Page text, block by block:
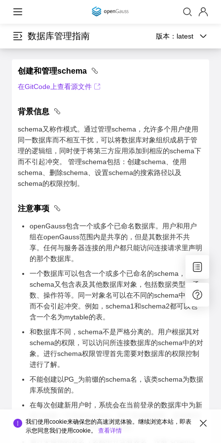
数据库管理指南 版本： latest
创建和管理schema
在GitCode上查看源文件
背景信息
schema又称作模式。通过管理schema，允许多个用户使用
同一数据库而不相互干扰，可以将数据库对象组织成易于管
理的逻辑组，同时便于将第三方应用添加到相应的schema下
而不引起冲突。 管理schema包括：创建schema、使用
schema、删除schema、设置schema的搜索路径以及
schema的权限控制。
注意事项
openGauss包含一个或多个已命名数据库。用户和用户
组在openGauss范围内是共享的，但是其数据并不共
享。任何与服务器连接的用户都只能访问连接请求里声明
的那个数据库。
一个数据库可以包含一个或多个已命名的schema，
schema又包含表及其他数据库对象，包括数据类型、函
数、操作符等。同一对象名可以在不同的schema中使用
而不会引起冲突。例如，schema1和schema2都可以包
含一个名为mytable的表。
和数据库不同，schema不是严格分离的。用户根据其对
schema的权限，可以访问所连接数据库的schema中的对
象。进行schema权限管理首先需要对数据库的权限控制
进行了解。
不能创建以PG_为前缀的schema名，该类schema为数据
库系统预留的。
在每次创建新用户时，系统会在当前登录的数据库中为新
名Schema，则需要用户手动创建。
我们使用cookie来确保您的高速浏览体验。继续浏览本站，即表
示您同意我们使用cookie。 查看详情